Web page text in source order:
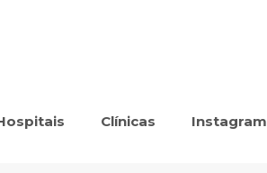
Clínicas Instagram